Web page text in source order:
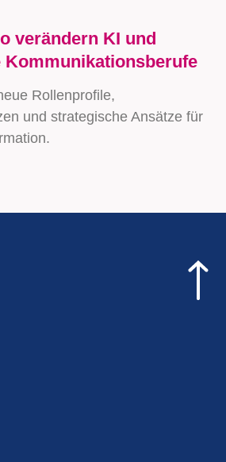
verändern KI und
Kommunikationsberufe
Rollenprofile,
und strategische Ansätze für